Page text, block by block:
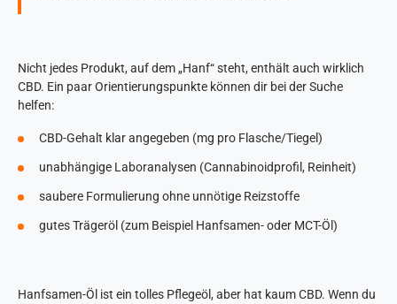
Nicht jedes Produkt, auf dem „Hanf“ steht, enthält auch wirklich
CBD. Ein paar Orientierungspunkte können dir bei der Suche
helfen:
CBD-Gehalt klar angegeben (mg pro Flasche/Tiegel)
unabhängige Laboranalysen (Cannabinoidprofil, Reinheit)
saubere Formulierung ohne unnötige Reizstoffe
gutes Trägeröl (zum Beispiel Hanfsamen- oder MCT-Öl)
Hanfsamen-Öl ist ein tolles Pflegeöl, aber hat kaum CBD. Wenn du